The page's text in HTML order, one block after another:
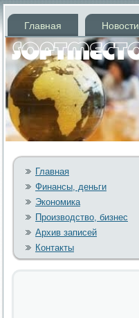
Главная Новости
Главная
Финансы, деньги
Экономика
Производство, бизнес
Архив записей
Контакты